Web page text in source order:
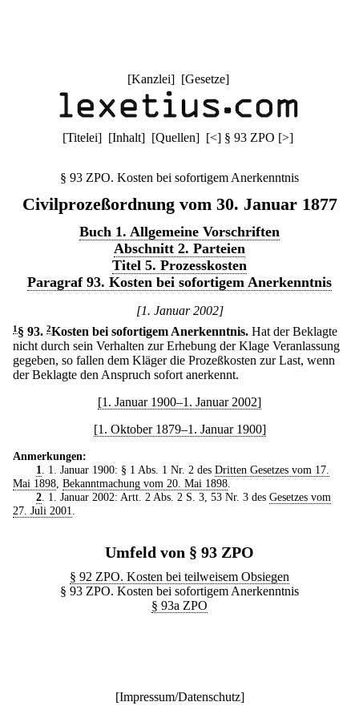
[Kanzlei] [Gesetze]
[Titelei] [Inhalt] [Quellen] [<] § 93 ZPO [>]
§ 93 ZPO. Kosten bei sofortigem Anerkenntnis
Civilprozeßordnung vom 30. Januar 1877
Buch 1. Allgemeine Vorschriften
Abschnitt 2. Parteien
Titel 5. Prozesskosten
Paragraf 93. Kosten bei sofortigem Anerkenntnis
[1. Januar 2002]
1 § 93. 2Kosten bei sofortigem Anerkenntnis. Hat der Beklagte
nicht durch sein Verhalten zur Erhebung der Klage Veranlassung
gegeben, so fallen dem Kläger die Prozeßkosten zur Last, wenn
der Beklagte den Anspruch sofort anerkennt.
[1. Januar 1900–1. Januar 2002]
[1. Oktober 1879–1. Januar 1900]
Anmerkungen:
1
. 1. Januar 1900: § 1 Abs. 1 Nr. 2 des Dritten Gesetzes vom 17.
Mai 1898 Bekanntmachung vom 20. Mai 1898
2. 1. Januar 2002: Artt. 2 Abs. 2 S. 3, 53 Nr. 3 des Gesetzes vom
27. Juli 2001
Umfeld von § 93 ZPO
§ 92 ZPO. Kosten bei teilweisem Obsiegen
§ 93 ZPO. Kosten bei sofortigem Anerkenntnis
§ 93a ZPO
[Impressum/Datenschutz]